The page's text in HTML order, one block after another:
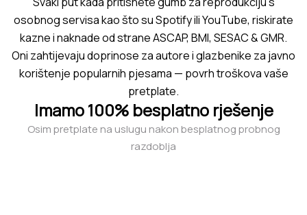
osobnog servisa kao što su Spotify ili YouTube, riskirate
kazne i naknade od strane ASCAP, BMI, SESAC & GMR.
Oni zahtijevaju doprinose za autore i glazbenike za javno
korištenje popularnih pjesama — povrh troškova vaše
pretplate.
Imamo 100% besplatno rješenje
Osim pretplate na uslugu nakon besplatnog probnog
razdoblja